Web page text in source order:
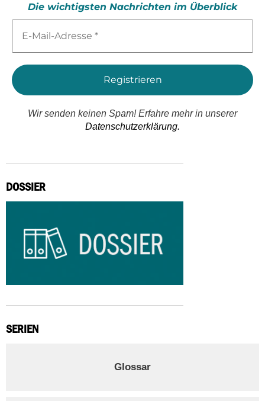
Die wichtigsten Nachrichten im Überblick
Mail-
*
Wir senden keinen Spam! Erfahre mehr in unserer
Datenschutzerklärung.
DOSSIER
SERIEN
Glossar